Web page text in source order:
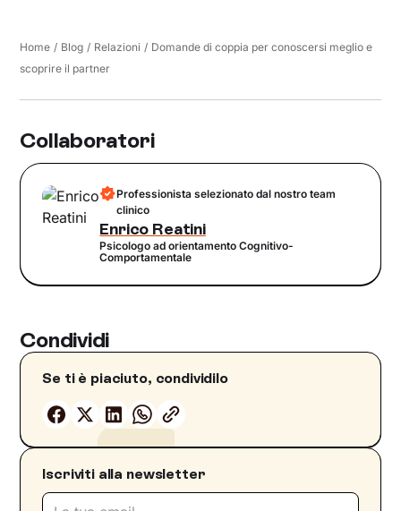
Home / Blog / Relazioni / Domande di coppia per conoscersi meglio e
scoprire il partner
Collaboratori
Professionista selezionato dal nostro team
clinico
Enrico Reatini
Psicologo ad orientamento Cognitivo-
Comportamentale
Condividi
Se ti è piaciuto, condividilo
Iscriviti alla newsletter